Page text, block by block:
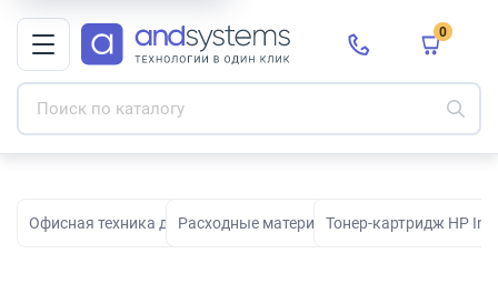
0
Офисная техника для печати, сканирования и
Расходные материалы для принтеров и
Тонер-картридж HP